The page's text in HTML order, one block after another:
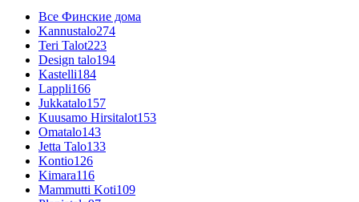
Все Финские дома
Kannustalo274
Teri Talot223
Design talo194
Kastelli184
Lappli166
Jukkatalo157
Kuusamo Hirsitalot153
Omatalo143
Jetta Talo133
Kontio126
Kimara116
Mammutti Koti109